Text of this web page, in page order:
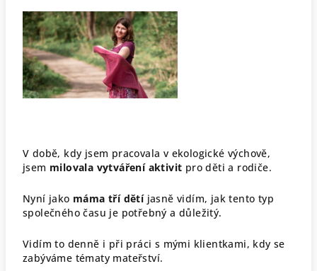
V době, kdy jsem pracovala v ekologické výchově,
jsem milovala vytváření aktivit pro děti a rodiče.
Nyní jako máma tří dětí jasně vidím, jak tento typ
společného času je potřebný a důležitý.
Vidím to denně i při práci s mými klientkami, kdy se
zabýváme tématy mateřství.